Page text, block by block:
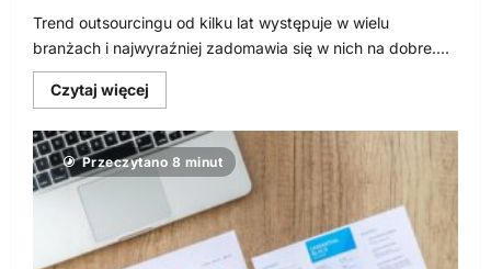
Trend outsourcingu od kilku lat występuje w wielu
branżach i najwyraźniej zadomawia się w nich na dobre....
Czytaj więcej
się
o
Realizacja
usług
marketingowych
wewnątrz
czy
przez
agencję?
Przeczytano 8 minut